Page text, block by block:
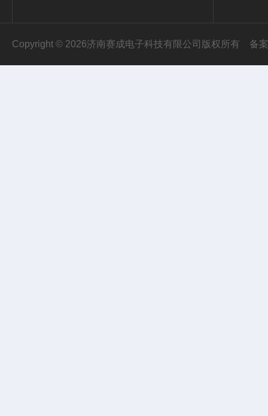
Copyright © 2026济南赛成电子科技有限公司版权所有 备